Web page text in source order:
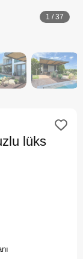
1 /37
lüks